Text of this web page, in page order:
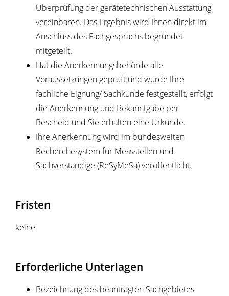
Überprüfung der gerätetechnischen Ausstattung
vereinbaren. Das Ergebnis wird Ihnen direkt im
Anschluss des Fachgesprächs begründet
mitgeteilt.
Hat die Anerkennungsbehörde alle
Voraussetzungen geprüft und wurde Ihre
fachliche Eignung/ Sachkunde festgestellt, erfolgt
die Anerkennung und Bekanntgabe per
Bescheid und Sie erhalten eine Urkunde.
Ihre Anerkennung wird im bundesweiten
Recherchesystem für Messstellen und
Sachverständige (ReSyMeSa) veröffentlicht.
Fristen
keine
Erforderliche Unterlagen
Bezeichnung des beantragten Sachgebietes